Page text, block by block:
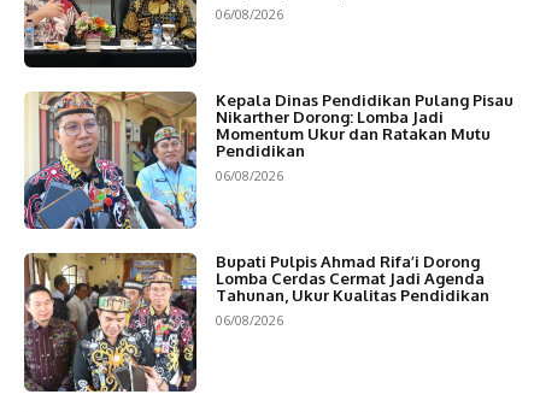
06/08/2026
Kepala Dinas Pendidikan Pulang Pisau
Nikarther Dorong: Lomba Jadi
Momentum Ukur dan Ratakan Mutu
Pendidikan
06/08/2026
Bupati Pulpis Ahmad Rifa’i Dorong
Lomba Cerdas Cermat Jadi Agenda
Tahunan, Ukur Kualitas Pendidikan
06/08/2026